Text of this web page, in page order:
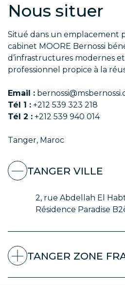
Nous situer
Situé dans un emplacement
cabinet MOORE Bernossi
d’infrastructures modernes
professionnel propice à la
Email :
Tél 1 : +212 539 323 218
Tél 2 : +212 539 940 014
Tanger, Maroc
TANGER VILLE
2, rue Abdellah El
Résidence Paradise
TANGER ZONE